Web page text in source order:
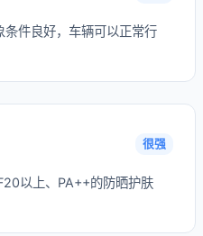
件良好，车辆可以正常行
很强
以上、PA++的防晒护肤